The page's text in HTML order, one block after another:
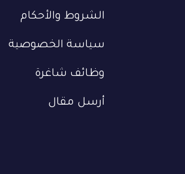
الشروط والأحكام
سياسة الخصوصية
وظائف شاغرة
أرسل مقال